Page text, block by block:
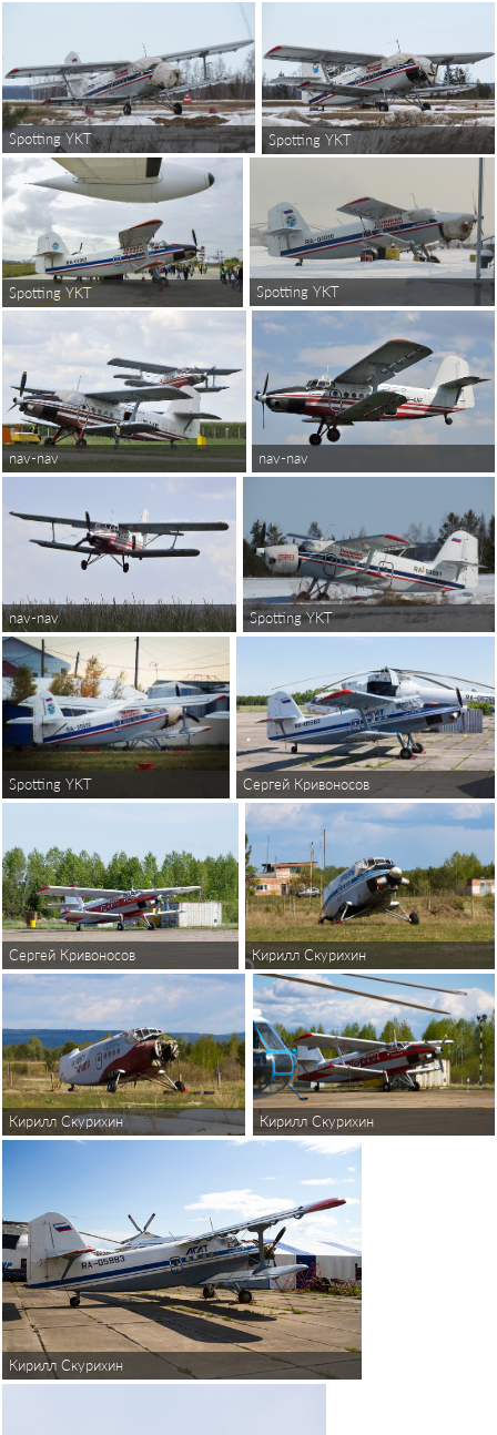
Spotting YKT Spotting YKT
Spotting YKT Spotting YKT
nav-nav nav-nav
nav-nav Spotting YKT
Spotting YKT Сергей Кривоносов
Сергей Кривоносов Кирилл Скурихин
Кирилл Скурихин Кирилл Скурихин
Кирилл Скурихин